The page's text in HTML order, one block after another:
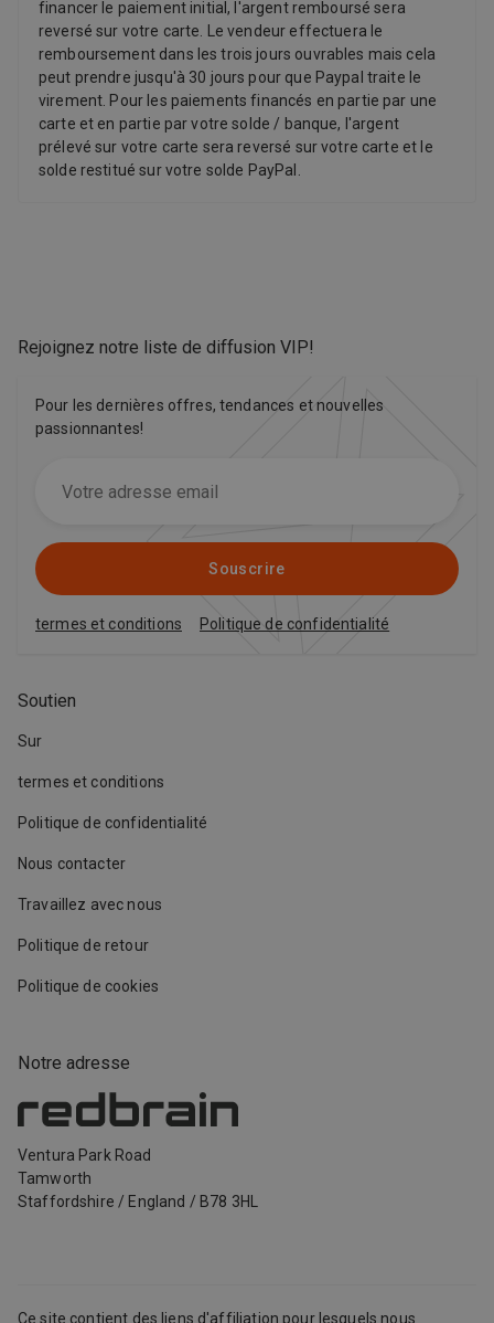
financer le paiement initial, l'argent remboursé sera
reversé sur votre carte. Le vendeur effectuera le
remboursement dans les trois jours ouvrables mais cela
peut prendre jusqu'à 30 jours pour que Paypal traite le
virement. Pour les paiements financés en partie par une
carte et en partie par votre solde / banque, l'argent
prélevé sur votre carte sera reversé sur votre carte et le
solde restitué sur votre solde PayPal.
Notre adresse
Ventura Park Road
Tamworth
Staffordshire / England / B78 3HL
Soutien
Sur
termes et conditions
Politique de confidentialité
Nous contacter
Travaillez avec nous
Politique de retour
Politique de cookies
Rejoignez notre liste de diffusion VIP!
Pour les dernières offres, tendances et nouvelles
passionnantes!
Souscrire
termes et conditions Politique de confidentialité
Ce site contient des liens d'affiliation pour lesquels nous